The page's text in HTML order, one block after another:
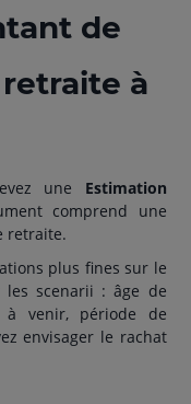
de
à
une Estimation
comprend une
retraite.
plus fines sur le
scenarii : âge de
à venir, période de
envisager le rachat